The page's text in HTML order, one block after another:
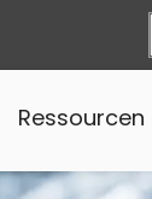
Ressourcen